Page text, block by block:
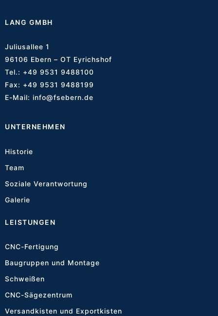
LANG GMBH
Juliusallee 1
96106 Ebern – OT Eyrichshof
Tel.: +49 9531 9488100
Fax: +49 9531 9488199
E-Mail: info@fsebern.de
UNTERNEHMEN
Historie
Team
Soziale Verantwortung
Galerie
LEISTUNGEN
CNC-Fertigung
Baugruppen und Montage
Schweißen
CNC-Sägezentrum
Versandkisten und Exportkisten